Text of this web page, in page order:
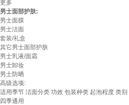
更多
男士面部护肤:
男士面膜
男士洁面
套装/礼盒
其它男士面部护肤
男士乳液/面霜
男士卸妆
男士防晒
高级选项:
适用季节 洁面分类 功效 包装种类 起泡程度 类别
四季通用